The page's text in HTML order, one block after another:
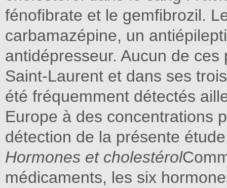
fénofibrate et le gemfibrozil.
carbamazépine, un
antidépresseur. Aucun de
Saint-Laurent et dans ses
été fréquemment détectés
Europe à des concentrations
détection de la présente
Hormones et cholestérol
médicaments, les six